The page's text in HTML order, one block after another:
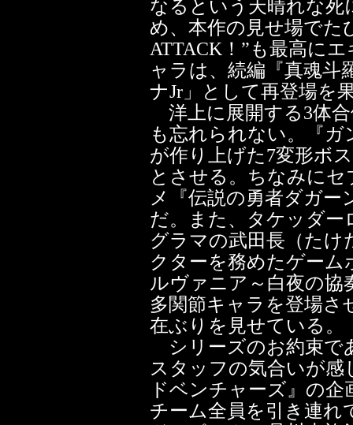
なるという天晴れな死
め、本作の見せ場でた
ATTACK！”も最高に
ャラは、続編『真魂斗
ナJr」として再登場を
洋上に展開する3体
も忘れられない。『
が作り上げた7変形ボ
とさせる。ちなみに
メ『伝説の勇者ダガ
だ。また、タケッダ
グラマの武田長（たけ
クターを務めたゲー
ルヴァニア～白夜の協
多関節キャラを登場さ
在ぶりを見せている。
シリーズのお約束で
スタッフの気合いが
ドベンチャーズ』の
チーム全員を引き連れ